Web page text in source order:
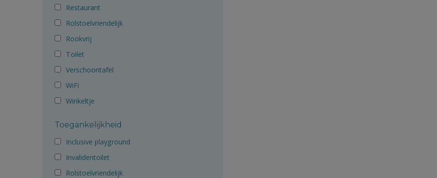
Restaurant
Rolstoelvriendelijk
Rookvrij
Toilet
Verschoontafel
WiFi
Winkeltje
Toegankelijkheid
Inclusive playground
Invalidentoilet
Rolstoelvriendelijk